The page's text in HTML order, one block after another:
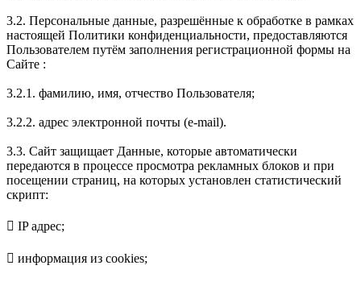
3.2. Персональные данные, разрешённые к обработке в рамках
настоящей Политики конфиденциальности, предоставляются
Пользователем путём заполнения регистрационной формы на
Сайте :
3.2.1. фамилию, имя, отчество Пользователя;
3.2.2. адрес электронной почты (e-mail).
3.3. Сайт защищает Данные, которые автоматически
передаются в процессе просмотра рекламных блоков и при
посещении страниц, на которых установлен статистический
скрипт:
 IP адрес;
 информация из cookies;